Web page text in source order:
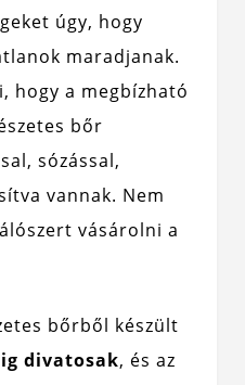
úgy, hogy
maradjanak.
hogy a megbízható
bőr
sózással,
vannak. Nem
vásárolni a
bőrből készült
divatosak, és az